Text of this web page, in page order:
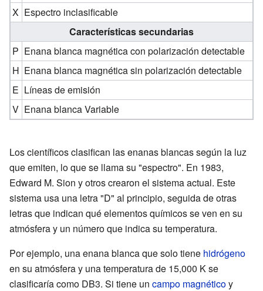
X Espectro inclasificable
Características secundarias
P Enana blanca magnética con polarización detectable
H Enana blanca magnética sin polarización detectable
E Líneas de emisión
V Enana blanca Variable
Los científicos clasifican las enanas blancas según la luz
que emiten, lo que se llama su "espectro". En 1983,
Edward M. Sion y otros crearon el sistema actual. Este
sistema usa una letra "D" al principio, seguida de otras
letras que indican qué elementos químicos se ven en su
atmósfera y un número que indica su temperatura.
Por ejemplo, una enana blanca que solo tiene hidrógeno
en su atmósfera y una temperatura de 15,000 K se
clasificaría como DB3. Si tiene un campo magnéticoy